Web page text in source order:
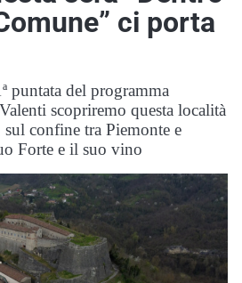
ci porta
puntata del programma
scopriremo questa località
confine tra Piemonte e
Forte e il suo vino